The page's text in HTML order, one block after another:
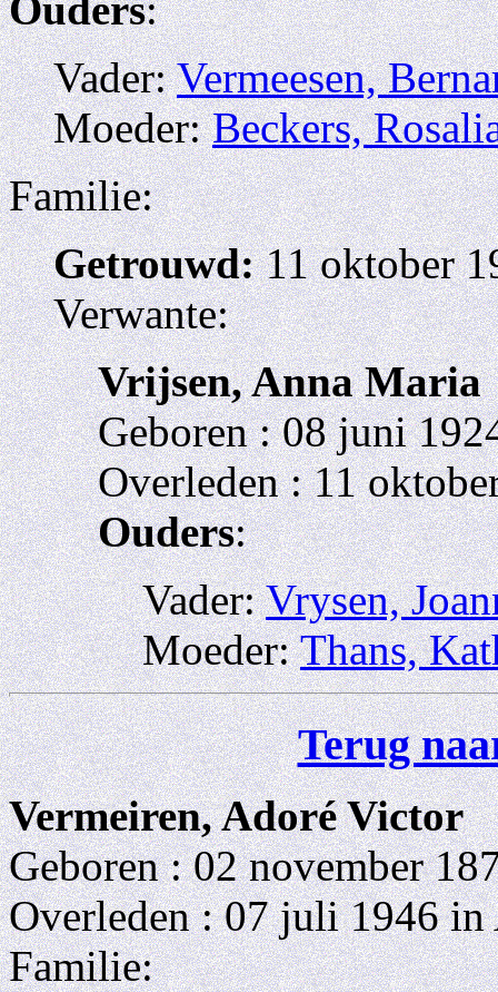
Vader:Vermeesen,
Moeder:Beckers,
Familie:
Getrouwd:11 oktober
Verwante:
Vrijsen, Anna Maria
Geboren : 08 juni
Overleden : 11
Ouders:
Vader:Vrysen,
Moeder:Thans,
Terug
Vermeiren, Adoré Victor
Geboren : 02 november
Overleden : 07 juli 1946 in
Familie: